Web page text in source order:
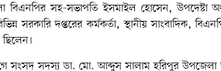
বিএনপির সহ-সভাপতি ইসমাইল হোসেন, উপদেষ্টা
সরকারি দপ্তরের কর্মকর্তা, স্থানীয় সাংবাদিক,
সদস্য ডা. মো. আব্দুস সালাম হরিপুর উপজেলা